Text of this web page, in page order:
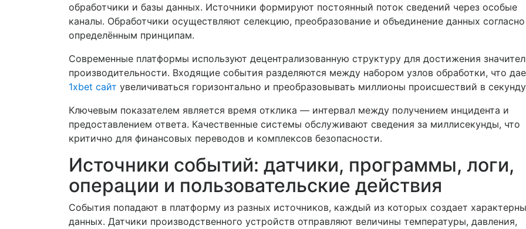
обработчики и базы данных. Источники формируют постоянный поток сведений через особые
каналы. Обработчики осуществляют селекцию, преобразование и объединение данных согласно
определённым принципам.
Современные платформы используют децентрализованную структуру для достижения
производительности. Входящие события разделяются между набором узлов обработки, что
1xbet сайт увеличиваться горизонтально и преобразовывать миллионы происшествий в
Ключевым показателем является время отклика — интервал между получением инцидента и
предоставлением ответа. Качественные системы обслуживают сведения за миллисекунды, что
критично для финансовых переводов и комплексов безопасности.
Источники событий: датчики, программы, логи,
операции и пользовательские действия
События попадают в платформу из разных источников, каждый из которых создает
данных. Датчики производственного устройств отправляют величины температуры, давления,